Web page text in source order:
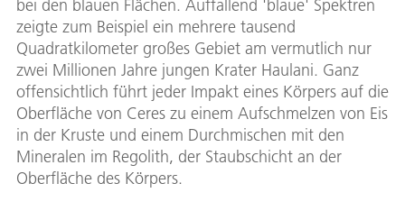
bei den blauen Flächen. Auffallend 'blaue' Spektren
zeigte zum Beispiel ein mehrere tausend
Quadratkilometer großes Gebiet am vermutlich nur
zwei Millionen Jahre jungen Krater Haulani. Ganz
offensichtlich führt jeder Impakt eines Körpers auf die
Oberfläche von Ceres zu einem Aufschmelzen von Eis
in der Kruste und einem Durchmischen mit den
Mineralen im Regolith, der Staubschicht an der
Oberfläche des Körpers.